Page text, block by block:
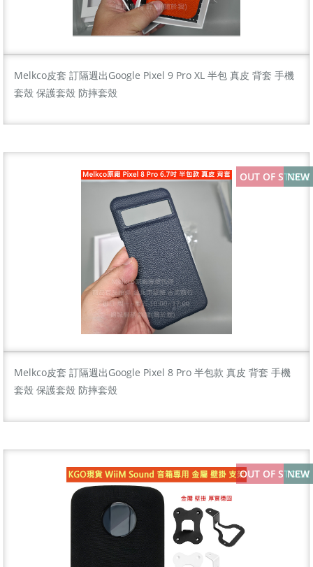
Melkco皮套 訂隔週出Google Pixel 9 Pro XL 半包 真皮 背套 手機
套殼 保護套殼 防摔套殼
OUT OF STOCK
NEW
Melkco皮套 訂隔週出Google Pixel 8 Pro 半包款 真皮 背套 手機
套殼 保護套殼 防摔套殼
OUT OF STOCK
NEW